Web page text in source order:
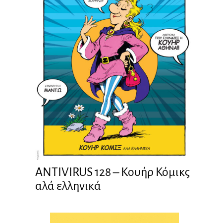
ANTIVIRUS 128 – Kουήρ Κόμικς
αλά ελληνικά